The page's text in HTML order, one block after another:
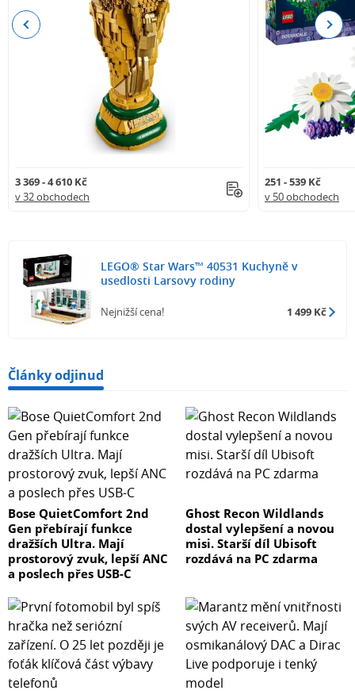
3 369 - 4 610 Kč
v 32 obchodech
251 - 539 Kč
v 50 obchodech
Previous Next
LEGO® Star Wars™ 40531 Kuchyně v
usedlosti Larsovy rodiny
Nejnižší cena! 1 499 Kč
Články odjinud
Bose QuietComfort 2nd
Gen přebírají funkce
dražších Ultra. Mají
prostorový zvuk, lepší ANC
a poslech přes USB-C
Ghost Recon Wildlands
dostal vylepšení a novou
misi. Starší díl Ubisoft
rozdává na PC zdarma